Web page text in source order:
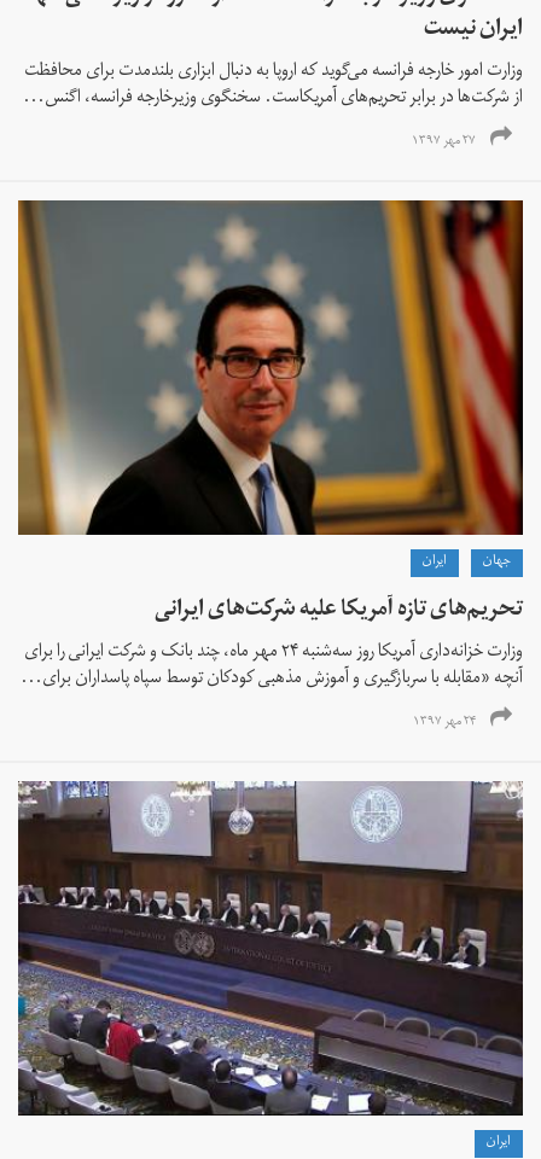
ایران نیست
وزارت امور خارجه فرانسه می‌گوید که اروپا به دنبال ابزاری بلندمدت برای محافظت
از شرکت‌ها در برابر تحریم‌های آمریکاست. سخنگوی وزیرخارجه فرانسه، اگنس...
۲۷ مهر ۱۳۹۷
جهان ايران
تحریم‌های تازه آمریکا علیه شرکت‌های ایرانی
وزارت خزانه‌داری آمریکا روز سه‌شنبه ۲۴ مهر ماه، چند بانک و شرکت ایرانی را برای
آنچه «مقابله با سربازگیری و آموزش مذهبی کودکان توسط سپاه پاسداران برای...
۲۴ مهر ۱۳۹۷
ايران